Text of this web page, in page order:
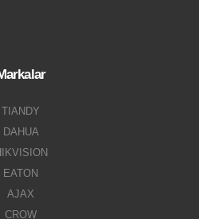
TIANDY
DAHUA
EATON
AJAX
CROW